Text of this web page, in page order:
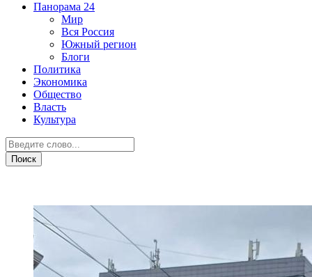
Панорама 24
Мир
Вся Россия
Южный регион
Блоги
Политика
Экономика
Общество
Власть
Культура